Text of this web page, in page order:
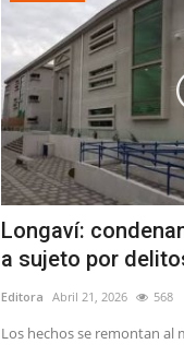
Longaví:
a sujeto por
Editora Abril 21, 2026 568
Los hechos se remontan al